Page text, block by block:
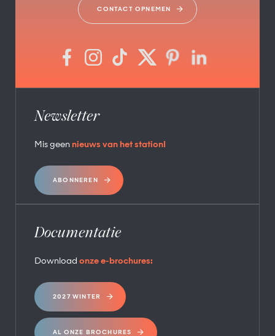
CONTACT OPNEMEN
Newsletter
Mis geen nieuws van het station!
ABONNEREN
Documentatie
Download onze e-brochures:
2027 WINTER
AL ONZE BROCHURES